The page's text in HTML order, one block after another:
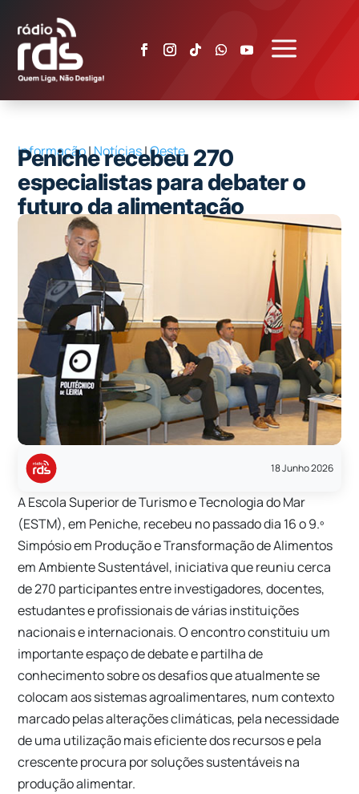
a
Informação|Notícias|Oeste
Peniche recebeu 270
especialistas para debater o
futuro da alimentação
sustentável
18 Junho 2026
A Escola Superior de Turismo e Tecnologia do Mar
(ESTM), em Peniche, recebeu no passado dia 16 o 9.º
Simpósio em Produção e Transformação de Alimentos
em Ambiente Sustentável, iniciativa que reuniu cerca
de 270 participantes entre investigadores, docentes,
estudantes e profissionais de várias instituições
nacionais e internacionais. O encontro constituiu um
importante espaço de debate e partilha de
conhecimento sobre os desafios que atualmente se
colocam aos sistemas agroalimentares, num contexto
marcado pelas alterações climáticas, pela necessidade
de uma utilização mais eficiente dos recursos e pela
crescente procura por soluções sustentáveis na
produção alimentar.